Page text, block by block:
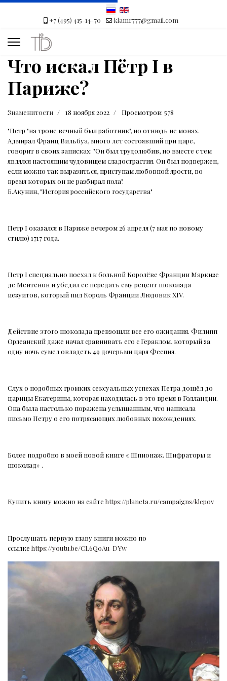
+7 (495) 415-14-70 klamr777@gmail.com
Что искал Пётр I в
Париже?
Знаменитости 18 ноября 2022 Просмотров: 578
"Петр "на троне вечный был работник", но отнюдь не монах.
Адмирал Франц Вильбуа, много лет состоявший при царе,
говорит в своих записках: "Он был трудолюбив, но вместе с тем
являлся настоящим чудовищем сладострастия. Он был подвержен,
если можно так выразиться, приступам любовной ярости, во
время которых он не разбирал пола".
Б.Акунин, "История российского государства"
Петр I оказался в Париже вечером 26 апреля (7 мая по новому
стилю) 1717 года.
Петр I специально поехал к больной Королёве Франции Маркизе
де Ментенон и убедил ее передать ему рецепт шоколада
иезуитов, который пил Король Франции Людовик XIV.
Действие этого шоколада превзошли все его ожидания. Филипп
Орлеанский даже начал сравнивать его с Гераклом, который за
одну ночь сумел овладеть 49 дочерьми царя Феспия.
Слух о подобных громких сексуальных успехах Петра дошёл до
царицы Екатерины, которая находилась в это время в Голландии.
Она была настолько поражена услышанным, что написала
письмо Петру о его потрясающих любовных похождениях.
Более подробно в моей новой книге « Шпионаж. Шифраторы и
шоколад» .
Купить книгу можно на сайте https://planeta.ru/campaigns/klepov
Прослушать первую главу книги можно по
ссылке https://youtu.be/CL6Q0Au-DYw